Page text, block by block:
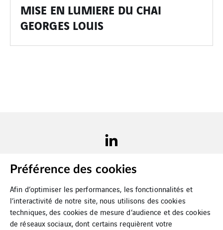
MISE EN LUMIERE DU CHAI
GEORGES LOUIS
Cookies Mentions légales
Plan du site
Préférence des cookies
Afin d’optimiser les performances, les fonctionnalités et
l’interactivité de notre site, nous utilisons des cookies
techniques, des cookies de mesure d’audience et des cookies
de réseaux sociaux, dont certains requièrent votre